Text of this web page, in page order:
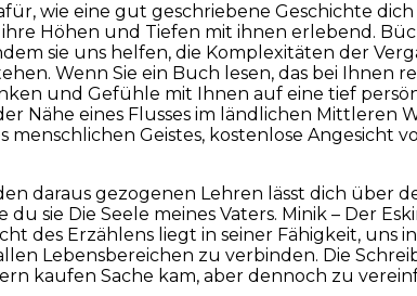
wie eine gut geschriebene Geschichte
Höhen und Tiefen mit ihnen erlebend.
sie uns helfen, die Komplexitäten der
Wenn Sie ein Buch lesen, das bei Ihnen
und Gefühle mit Ihnen auf eine tief
Nähe eines Flusses im ländlichen Mittleren
Geistes, kostenlose Angesicht
daraus gezogenen Lehren lässt dich über
sie Die Seele meines Vaters. Minik – Der
des Erzählens liegt in seiner Fähigkeit, uns
Lebensbereichen zu verbinden. Die
kaufen Sache kam, aber dennoch zu